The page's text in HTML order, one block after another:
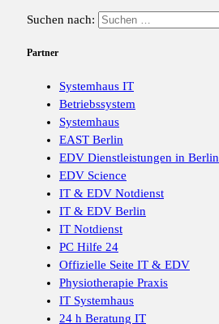
Suchen nach:
Partner
Systemhaus IT
Betriebssystem
Systemhaus
EAST Berlin
EDV Dienstleistungen in Berlin
EDV Science
IT & EDV Notdienst
IT & EDV Berlin
IT Notdienst
PC Hilfe 24
Offizielle Seite IT & EDV
Physiotherapie Praxis
IT Systemhaus
24 h Beratung IT